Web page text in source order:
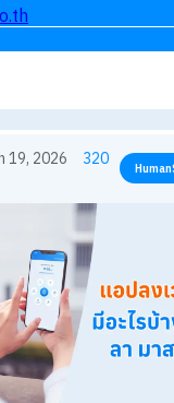
19, 2026 320